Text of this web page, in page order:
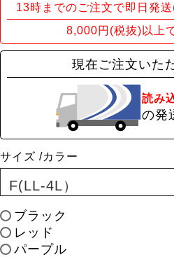
13時までのご注文で即日発
8,000円(税抜)以上
現在ご注文いた
読み
の発
サイズ カラー
ブラック
レッド
パープル